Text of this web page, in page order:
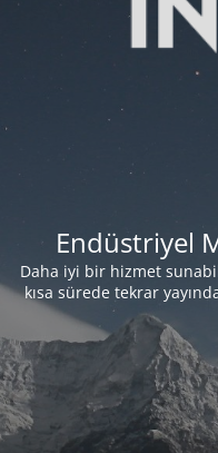
Endüstriyel
Daha iyi bir hizmet
kısa sürede tekrar